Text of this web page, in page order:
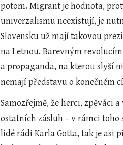
potom. Migrant je hodnota,
univerzalismu neexistují, je
Slovensku už mají takovou
na Letnou. Barevným
a propaganda, na kterou slyší
nemají představu o konečném
Samozřejmě, že herci, zpěváci
ostatních zásluh – v rámci toho
lidé rádi Karla Gotta, tak je asi